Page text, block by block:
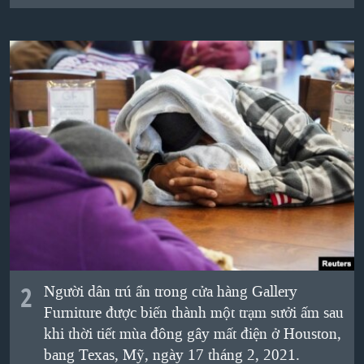
2
Người dân trú ẩn trong cửa hàng Gallery
Furniture được biến thành một trạm sưởi ấm sau
khi thời tiết mùa đông gây mất điện ở Houston,
bang Texas, Mỹ, ngày 17 tháng 2, 2021.